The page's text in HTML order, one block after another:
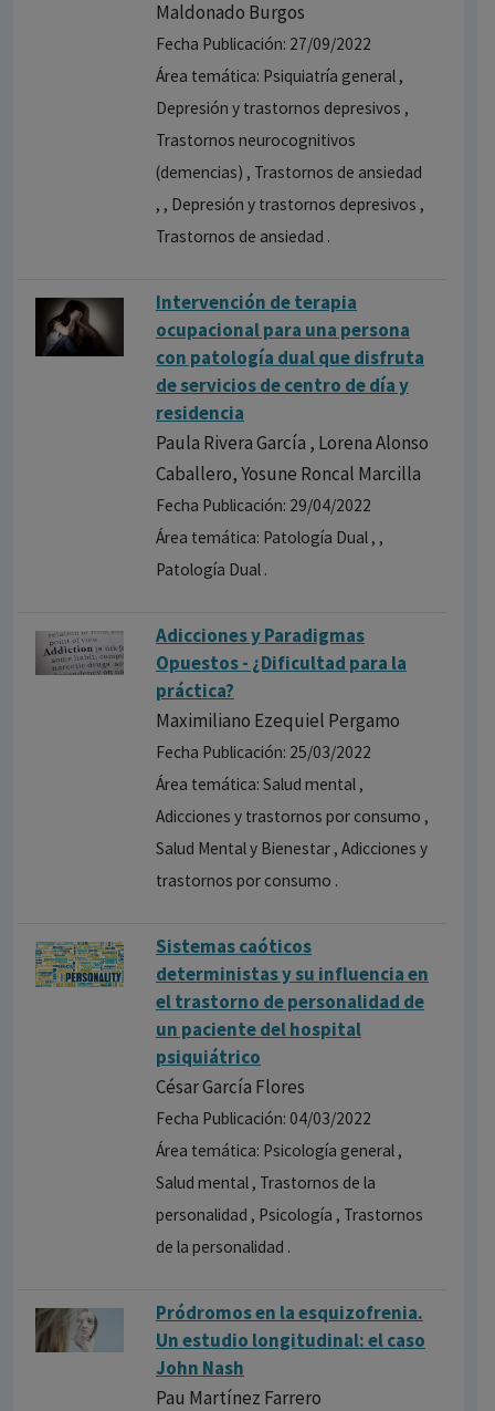
Maldonado Burgos
Fecha Publicación: 27/09/2022
Área temática: Psiquiatría general ,
Depresión y trastornos depresivos ,
Trastornos neurocognitivos
(demencias) , Trastornos de ansiedad
, , Depresión y trastornos depresivos ,
Trastornos de ansiedad .
Intervención de terapia
ocupacional para una persona
con patología dual que disfruta
de servicios de centro de día y
residencia
Paula Rivera García , Lorena Alonso
Caballero, Yosune Roncal Marcilla
Fecha Publicación: 29/04/2022
Área temática: Patología Dual , ,
Patología Dual .
Adicciones y Paradigmas
Opuestos - ¿Dificultad para la
práctica?
Maximiliano Ezequiel Pergamo
Fecha Publicación: 25/03/2022
Área temática: Salud mental ,
Adicciones y trastornos por consumo ,
Salud Mental y Bienestar , Adicciones y
trastornos por consumo .
Sistemas caóticos
deterministas y su influencia en
el trastorno de personalidad de
un paciente del hospital
psiquiátrico
César García Flores
Fecha Publicación: 04/03/2022
Área temática: Psicología general ,
Salud mental , Trastornos de la
personalidad , Psicología , Trastornos
de la personalidad .
Pródromos en la esquizofrenia.
Un estudio longitudinal: el caso
John Nash
Pau Martínez Farrero